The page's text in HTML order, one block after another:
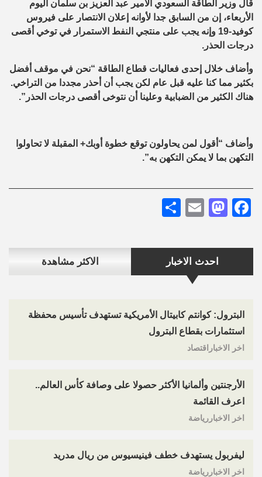
احدث الاخبار الاكثر مشاهدة
البترول: كوانتم كابيتال الأمريكية تستهدف تأسيس محفظة
استثمارات بقطاع البترول
اخر الاخباراقتصاد
الأرجنتين وألمانيا الأكثر حصولا على وصافة كأس العالم..
اعرف القائمة
اخر الاخباررياضة
ليفربول يستهدف خطف فينيسيوس من ريال مدريد
اخر الاخباررياضة
قال وزير الطاقة السعودي الأمير عبد العزيز بن سلمان اليوم
الأربعاء، إن من السابق جدا لأوانه إعلان الانتصار على فيروس
كوفيد-19 وإنه يجب على منتجي النفط الاستمرار في توخي أقصى
درجات الحذر.
وأضاف خلال إحدى فعاليات قطاع الطاقة “نحن في موقف أفضل
بكثير مما كنا عليه قبل عام لكن يجب أن أحذر مجددا من التراخي.
هناك الكثير من الضبابية وعلينا أن نتوخى أقصى درجات الحذر”.
وأضاف “أقول لمن يحاولون توقع خطوة أوبك+ المقبلة لا تحاولوا
التكهن بما لا يمكن التكهن به”.
Facebook
Mastodon
Email